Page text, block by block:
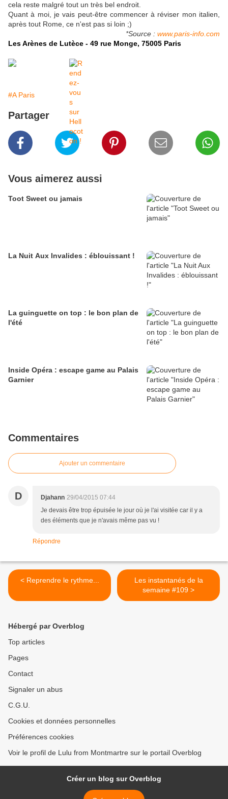
cela reste malgré tout un très bel endroit.
Quant à moi, je vais peut-être commencer à réviser mon italien,
après tout Rome, ce n'est pas si loin ;)
*Source : www.paris-info.com
Les Arènes de Lutèce - 49 rue Monge, 75005 Paris
#A Paris
Partager
Vous aimerez aussi
Toot Sweet ou jamais
La Nuit Aux Invalides : éblouissant !
La guinguette on top : le bon plan de
l'été
Inside Opéra : escape game au Palais
Garnier
Commentaires
Ajouter un commentaire
D Djahann 29/04/2015 07:44
Je devais être trop épuisée le jour où je l'ai visitée car il y a
des éléments que je n'avais même pas vu !
Répondre
< Reprendre le rythme...
Les instantanés de la
semaine #109 >
Hébergé par Overblog
Top articles
Pages
Contact
Signaler un abus
C.G.U.
Cookies et données personnelles
Préférences cookies
Voir le profil de Lulu from Montmartre sur le portail Overblog
Créer un blog sur Overblog